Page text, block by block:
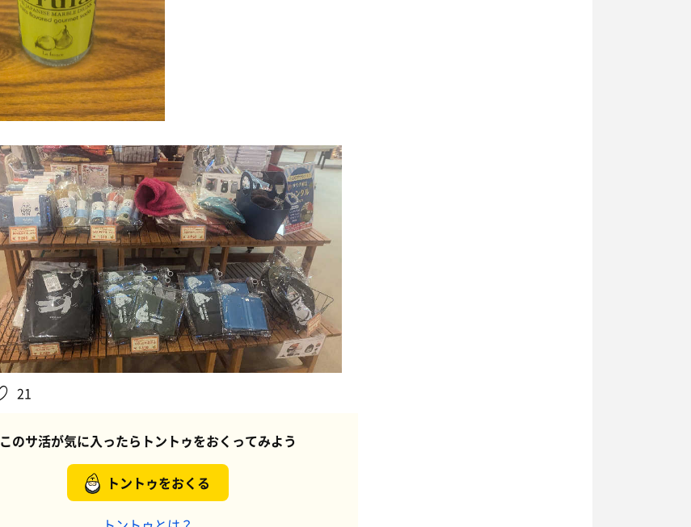
21
このサ活が気に入ったらトントゥをおくってみよう
トントゥをおくる